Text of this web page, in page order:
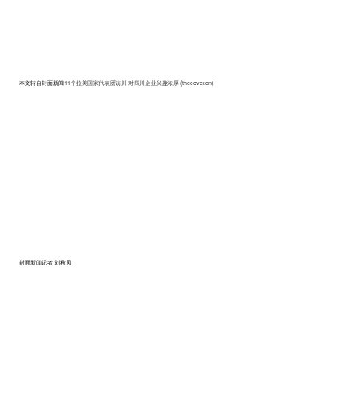
本文转自封面新闻11个拉美国家代表团访川 对四川企业兴趣浓厚 (thecover.cn)
封面新闻记者 刘秋凤